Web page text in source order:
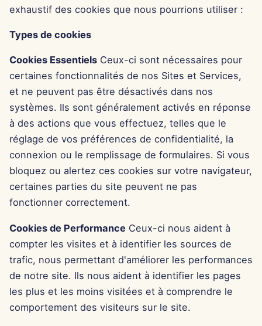
6 juin 2025
30 mai 2025
23 mai 2025
16 mai 2025
9 mai 2025
25 avr. 2025
18 avr. 2025
11 avr. 2025
exhaustif des cookies que nous pourrions utiliser :
Types de cookies
Cookies Essentiels Ceux-ci sont nécessaires pour
certaines fonctionnalités de nos Sites et Services,
et ne peuvent pas être désactivés dans nos
systèmes. Ils sont généralement activés en réponse
à des actions que vous effectuez, telles que le
réglage de vos préférences de confidentialité, la
connexion ou le remplissage de formulaires. Si vous
bloquez ou alertez ces cookies sur votre navigateur,
certaines parties du site peuvent ne pas
fonctionner correctement.
Cookies de Performance Ceux-ci nous aident à
compter les visites et à identifier les sources de
trafic, nous permettant d'améliorer les performances
de notre site. Ils nous aident à identifier les pages
les plus et les moins visitées et à comprendre le
comportement des visiteurs sur le site.